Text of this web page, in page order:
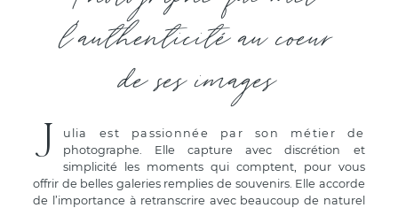
l'authenticité au coeur
de ses images
J
ulia est passionnée par son métier de
photographe. Elle capture avec discrétion et
simplicité les moments qui comptent, pour vous
offrir de belles galeries remplies de souvenirs. Elle accorde
de l’importance à retranscrire avec beaucoup de naturel